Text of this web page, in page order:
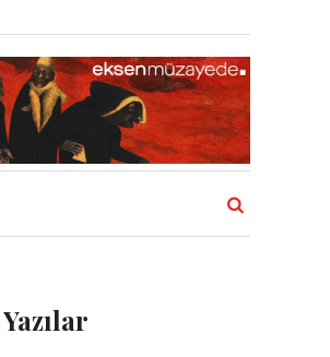
Epstein vakası kadim tanrıları nasıl